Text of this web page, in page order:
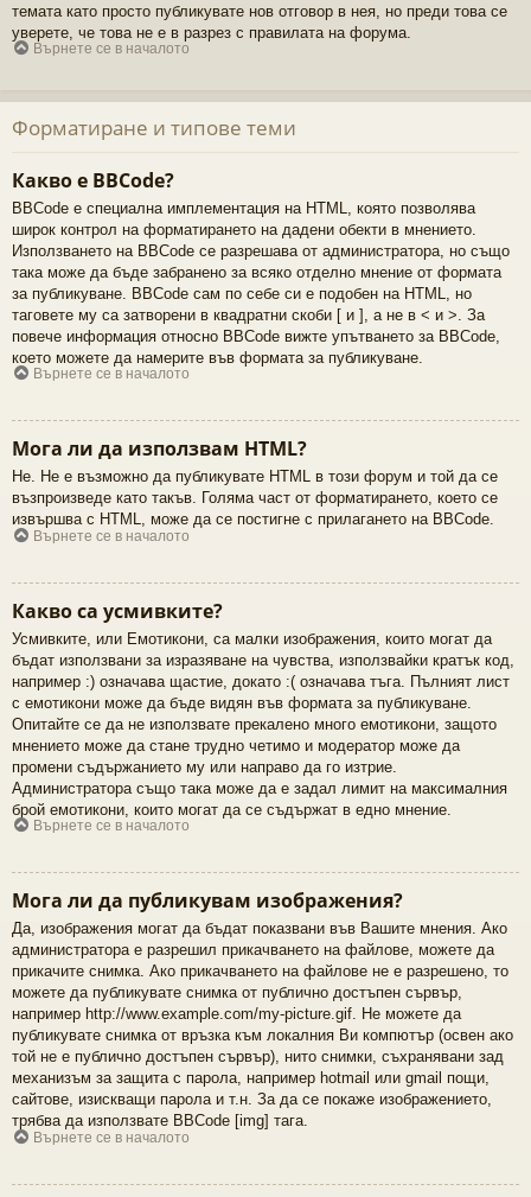
темата като просто публикувате нов отговор в нея, но преди това се
уверете, че това не е в разрез с правилата на форума.
Върнете се в началото
Форматиране и типове теми
Какво е BBCode?
BBCode е специална имплементация на HTML, която позволява
широк контрол на форматирането на дадени обекти в мнението.
Използването на BBCode се разрешава от администратора, но също
така може да бъде забранено за всяко отделно мнение от формата
за публикуване. BBCode сам по себе си е подобен на HTML, но
таговете му са затворени в квадратни скоби [ и ], а не в < и >. За
повече информация относно BBCode вижте упътването за BBCode,
което можете да намерите във формата за публикуване.
Върнете се в началото
Мога ли да използвам HTML?
Не. Не е възможно да публикувате HTML в този форум и той да се
възпроизведе като такъв. Голяма част от форматирането, което се
извършва с HTML, може да се постигне с прилагането на BBCode.
Върнете се в началото
Какво са усмивките?
Усмивките, или Емотикони, са малки изображения, които могат да
бъдат използвани за изразяване на чувства, използвайки кратък код,
например :) означава щастие, докато :( означава тъга. Пълният лист
с емотикони може да бъде видян във формата за публикуване.
Опитайте се да не използвате прекалено много емотикони, защото
мнението може да стане трудно четимо и модератор може да
промени съдържанието му или направо да го изтрие.
Администратора също така може да е задал лимит на максималния
брой емотикони, които могат да се съдържат в едно мнение.
Върнете се в началото
Мога ли да публикувам изображения?
Да, изображения могат да бъдат показвани във Вашите мнения. Ако
администратора е разрешил прикачването на файлове, можете да
прикачите снимка. Ако прикачването на файлове не е разрешено, то
можете да публикувате снимка от публично достъпен сървър,
например http://www.example.com/my-picture.gif. Не можете да
публикувате снимка от връзка към локалния Ви компютър (освен ако
той не е публично достъпен сървър), нито снимки, съхранявани зад
механизъм за защита с парола, например hotmail или gmail пощи,
сайтове, изискващи парола и т.н. За да се покаже изображението,
трябва да използвате BBCode [img] тага.
Върнете се в началото